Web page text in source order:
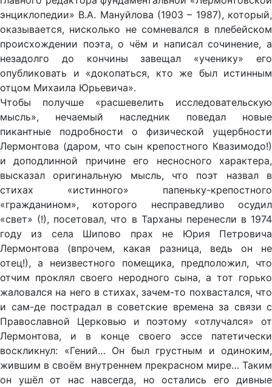
энциклопедии» В.А. Мануйлова (1903 – 1987), который,
оказывается, нисколько не сомневался в плебейском
происхождении поэта, о чём и написал сочинение, а
незадолго до кончины завещал «ученику» его
опубликовать и «докопаться, кто же был истинным
отцом Михаила Юрьевича».
Чтобы получше «расшевелить исследовательскую
мысль», нечаемый наследник поведал новые
пикантные подробности о физической ущербности
Лермонтова (даром, что сын крепостного Квазимодо!)
и доподлинной причине его несносного характера,
высказал оригинальную мысль, что поэт назвал в
стихах «истинного» папеньку-крепостного
«гражданином», которого несправедливо осудил
«свет» (!), посетовал, что в Тарханы перенесли в 1974
году из села Шипово прах не Юрия Петровича
Лермонтова (впрочем, какая разница, ведь он не
отец!), а неизвестного помещика, предположил, что
отчим проклял своего неродного сына, а тот горько
жаловался на него в стихах, зачем-то похвастался, что
и сам-де пострадал в советские времена за связи с
Православной Церковью и поэтому «отлучался» от
Лермонтова, и в конце своего эссе патетически
воскликнул: «Гений… Он был грустным и одиноким,
жившим в своём внутреннем прекрасном мире… Таким
он ушёл от нас навсегда, но остались его дивные